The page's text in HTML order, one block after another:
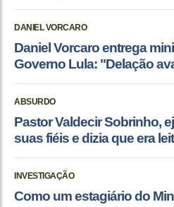
DANIEL VORCARO
Daniel Vorcaro entrega
Governo Lula: "Delação
ABSURDO
Pastor Valdecir Sobrinho,
suas fiéis e dizia que era
INVESTIGAÇÃO
Como um estagiário do